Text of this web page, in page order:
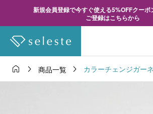
新規会員登録で今すぐ使える5%OFFクーポ
ご登録はこちらから
  商品一覧  カラーチェンジガー